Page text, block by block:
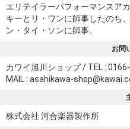
エリテイラーパフォーマンスア
キーとリ・ワンに師事したのち
ン・タイ・ソンに師事。
お問
カワイ旭川ショップ / TEL :
MAIL : asahikawa-
株式会社 河合楽器製作所